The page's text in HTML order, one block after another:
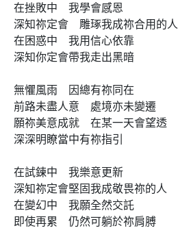
在挫敗中　我學會感恩
深知祢定會　雕琢我成祢合用的人
在困惑中　我用信心依靠
深知你定會帶我走出黑暗
無懼風雨　因總有祢同在
前路未盡人意　處境亦未變遷
願祢美意成就　在某一天會望透
深深明瞭當中有祢指引
在試鍊中　我樂意更新
深知祢定會堅固我成敬畏祢的人
在變幻中　我願全然交託
即使再累　仍然可躺於祢肩膊